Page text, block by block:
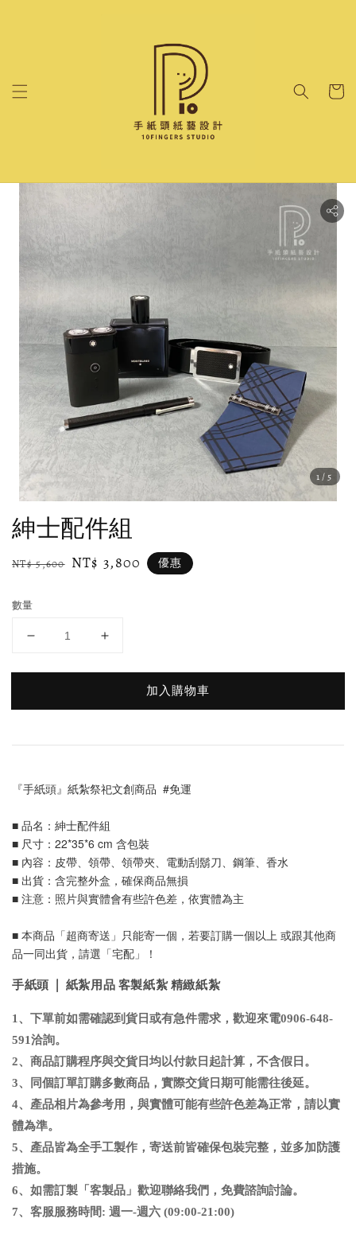
1/5
紳士配件組
Regular
NT$ 5,600 Sale
NT$ 3,800 優惠
數量
加入購物車
『手紙頭』紙紮祭祀文創商品  #免運
■ 品名：紳士配件組
■ 尺寸：22*35*6 cm 含包裝
■ 內容：皮帶、領帶、領帶夾、電動刮鬍刀、鋼筆、香水
■ 出貨：含完整外盒，確保商品無損
■ 注意：照片與實體會有些許色差，依實體為主
■ 本商品「超商寄送」只能寄一個，若要訂購一個以上 或跟其他商
品一同出貨，請選「宅配」！
手紙頭 | 紙紮用品 客製紙紮 精緻紙紮
1、下單前如需確認到貨日或有急件需求，歡迎來電0906-648-
591洽詢。
2、商品訂購程序與交貨日均以付款日起計算，不含假日 。
3、同個訂單訂購多數商品，實際交貨日期可能需往後延。
4、 產品相片為參考用，與實體可能有些許色差為正常，請以實
體為準。
5、 產品皆為全手工製作，寄送前皆確保包裝完整，並多加防護
措施。
6、 如需訂製「客製品」歡迎聯絡我們，免費諮詢討論。
7、客服服務時間: 週一-週六 (09:00-21:00)